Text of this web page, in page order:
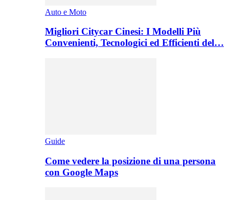
Auto e Moto
Migliori Citycar Cinesi: I Modelli Più
Convenienti, Tecnologici ed Efficienti del…
Guide
Come vedere la posizione di una persona
con Google Maps